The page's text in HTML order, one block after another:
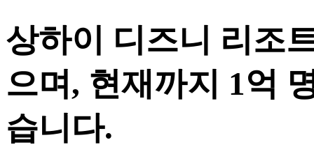
상하이 디즈니 리조
으며, 현재까지 1억
습니다.